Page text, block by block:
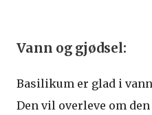
Vann og gjødsel:
Basilikum er glad i
Den vil overleve om